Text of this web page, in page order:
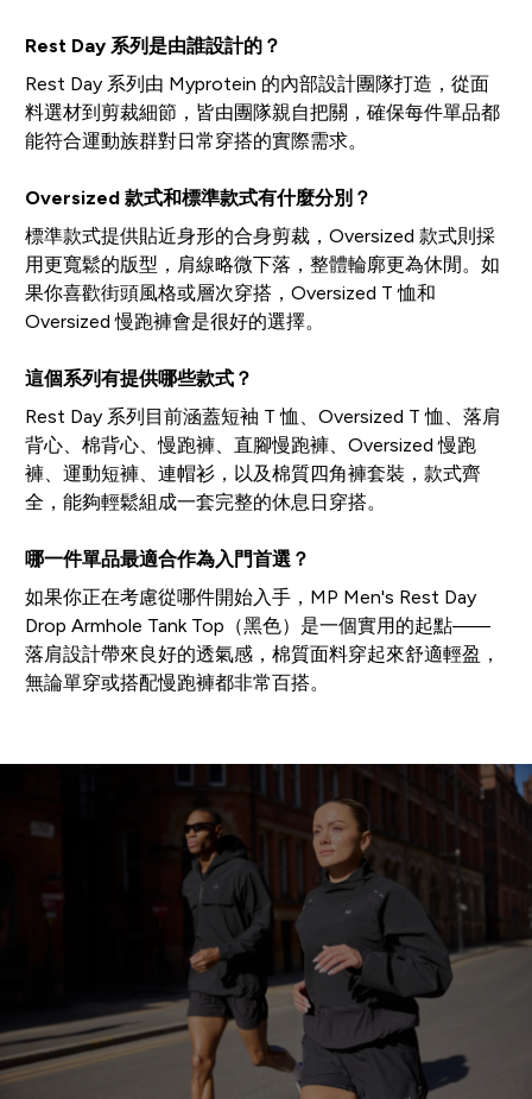
Rest Day 系列是由誰設計的？
Rest Day 系列由 Myprotein 的內部設計團隊打造，從面
料選材到剪裁細節，皆由團隊親自把關，確保每件單品都
能符合運動族群對日常穿搭的實際需求。
Oversized 款式和標準款式有什麼分別？
標準款式提供貼近身形的合身剪裁，Oversized 款式則採
用更寬鬆的版型，肩線略微下落，整體輪廓更為休閒。如
果你喜歡街頭風格或層次穿搭，Oversized T 恤和
Oversized 慢跑褲會是很好的選擇。
這個系列有提供哪些款式？
Rest Day 系列目前涵蓋短袖 T 恤、Oversized T 恤、落肩
背心、棉背心、慢跑褲、直腳慢跑褲、Oversized 慢跑
褲、運動短褲、連帽衫，以及棉質四角褲套裝，款式齊
全，能夠輕鬆組成一套完整的休息日穿搭。
哪一件單品最適合作為入門首選？
如果你正在考慮從哪件開始入手，MP Men's Rest Day
Drop Armhole Tank Top（黑色）是一個實用的起點——
落肩設計帶來良好的透氣感，棉質面料穿起來舒適輕盈，
無論單穿或搭配慢跑褲都非常百搭。